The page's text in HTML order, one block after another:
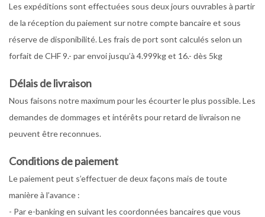
Les expéditions sont effectuées sous deux jours ouvrables à partir
de la réception du paiement sur notre compte bancaire et sous
réserve de disponibilité. Les frais de port sont calculés selon un
forfait de CHF 9.- par envoi jusqu’à 4.999kg et 16.- dès 5kg
Délais de livraison
Nous faisons notre maximum pour les écourter le plus possible. Les
demandes de dommages et intérêts pour retard de livraison ne
peuvent être reconnues.
Conditions de paiement
Le paiement peut s’effectuer de deux façons mais de toute
manière à l’avance :
- Par e-banking en suivant les coordonnées bancaires que vous